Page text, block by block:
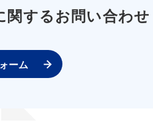
関するお問い合わせ
ーム